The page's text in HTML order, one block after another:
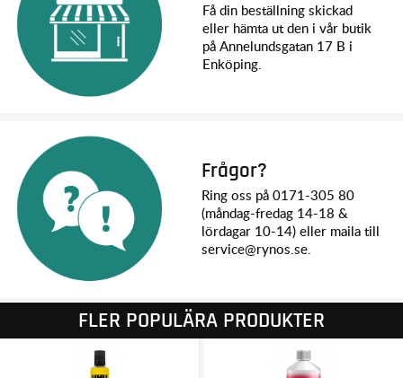
Få din beställning skickad
eller hämta ut den i vår butik
på Annelundsgatan 17 B i
Enköping.
Frågor?
Ring oss på 0171-305 80
(måndag-fredag 14-18 &
lördagar 10-14) eller maila till
service@rynos.se.
FLER POPULÄRA PRODUKTER